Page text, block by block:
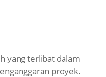
yang terlibat dalam
proyek.